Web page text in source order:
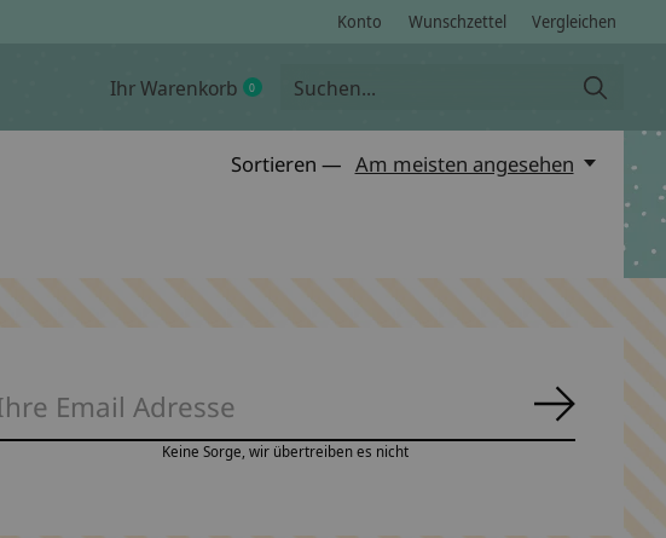
Konto Wunschzettel Vergleichen
Ihr Warenkorb 0items
Sortieren — Am meisten angesehen
Keine Sorge, wir übertreiben es nicht